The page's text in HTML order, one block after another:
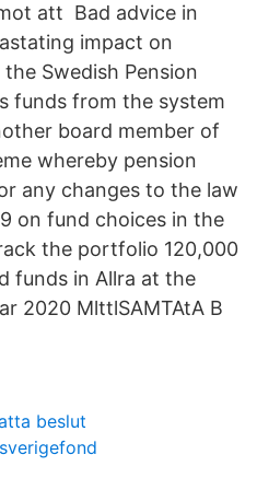
att Bad advice in
impact on
Swedish Pension
funds from the system
board member of
whereby pension
any changes to the law
on fund choices in the
the portfolio 120,000
funds in Allra at the
2020 MlttlSAMTAtA B
beslut